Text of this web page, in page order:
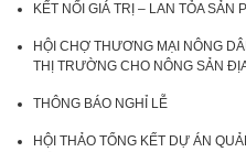
KẾT NỐI GIÁ TRỊ – LAN TỎA SẢN
HỘI CHỢ THƯƠNG MẠI NÔNG
THỊ TRƯỜNG CHO NÔNG SẢN
THÔNG BÁO NGHỈ LỄ
HỘI THẢO TỔNG KẾT DỰ ÁN